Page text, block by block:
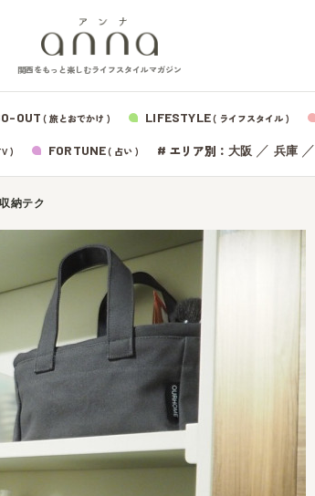
関西をもっと楽しむライフスタイルマガジン
OUT ( 旅とおでかけ ) LIFESTYLE( ライフスタイル )
) FORTUNE( 占い ) # エリア別： 大阪 ／ 兵庫／
納テク